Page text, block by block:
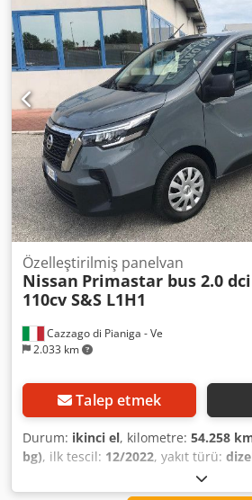
Cazzago di Pianiga - Ve
2.033 km
Özelleştirilmiş panelvan
Nissan Primastar bus 2.0 dci
110cv S&S L1H1
Talep etmek
Durum: ikinci el, kilometre: 54.258
bg), ilk tescil: 12/2022, yakıt türü:
, vites türü:mekanik
İzin verilen toplam ağırlık: 3020 kg